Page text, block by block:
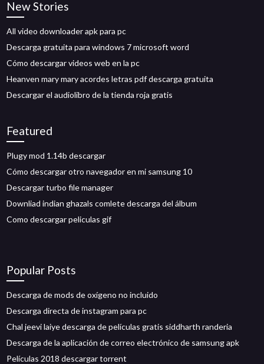
New Stories
All video downloader apk para pc
Descarga gratuita para windows 7 microsoft word
Cómo descargar videos web en la pc
Heanven mary mary acordes letras pdf descarga gratuita
Descargar el audiolibro de la tienda roja gratis
Featured
Plugy mod 1.14b descargar
Cómo descargar otro navegador en mi samsung 10
Descargar turbo file manager
Downliad indian ghazals comlete descarga del álbum
Como descargar peliculas gif
Popular Posts
Descarga de mods de oxígeno no incluido
Descarga directa de instagram para pc
Chal jeevi laiye descarga de películas gratis siddharth randeria
Descarga de la aplicación de correo electrónico de samsung apk
Películas 2018 descargar torrent